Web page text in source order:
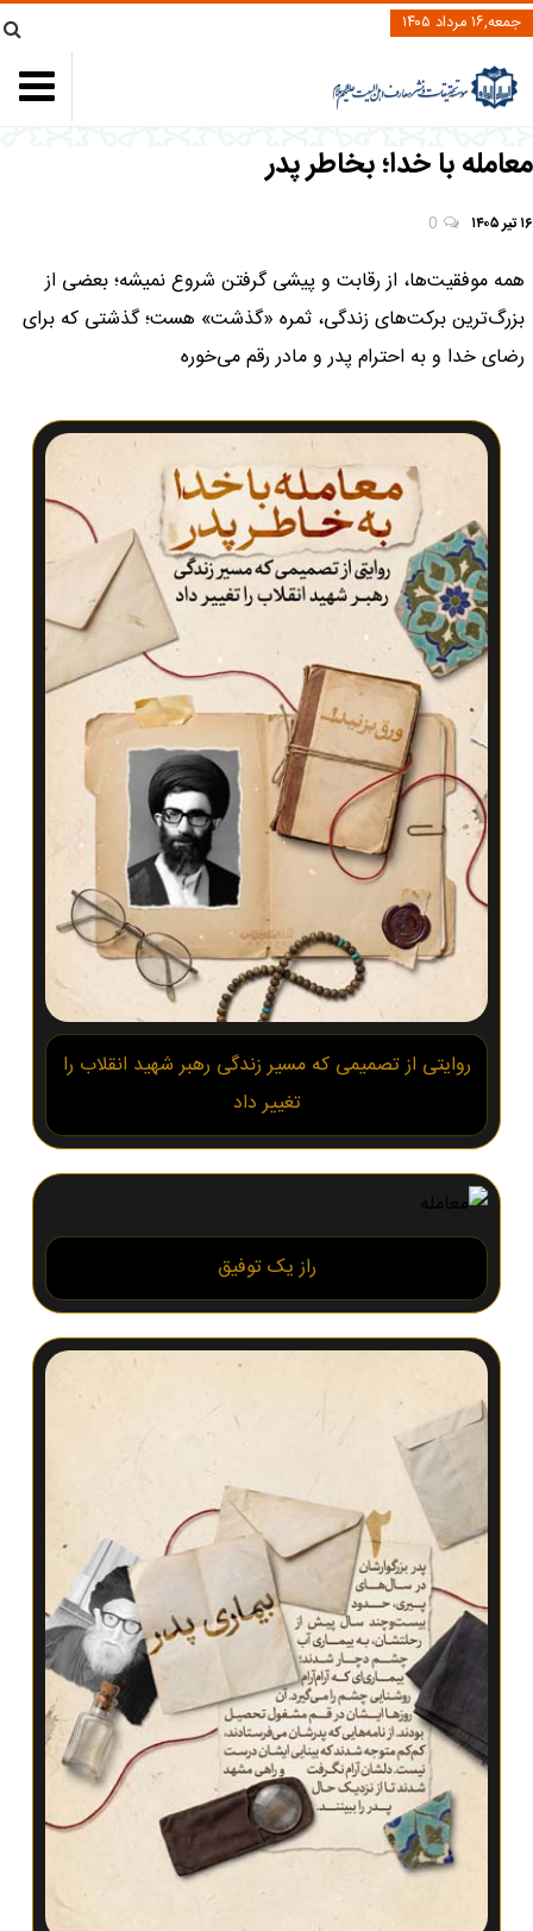
جمعه,۱۶ مرداد ۱۴۰۵
معامله با خدا؛ بخاطر پدر
۱۶ تیر ۱۴۰۵ 0
همه موفقیت‌ها، از رقابت و پیشی گرفتن شروع نمیشه؛ بعضی از
بزرگ‌ترین برکت‌های زندگی، ثمره «گذشت» هست؛ گذشتی که برای
رضای خدا و به احترام پدر و مادر رقم می‌خوره
روایتی از تصمیمی که مسیر زندگی رهبر شهید انقلاب را
تغییر داد
راز یک توفیق